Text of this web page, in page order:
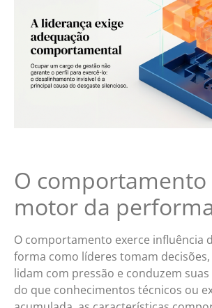
O comportamento
motor da
O comportamento exerce influência
forma como líderes tomam
lidam com pressão e conduzem suas
do que conhecimentos técnicos ou